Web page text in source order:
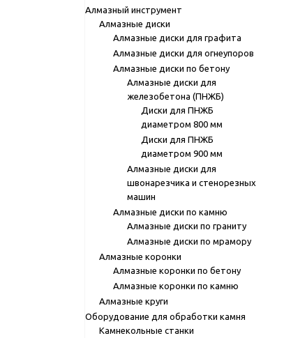
Алмазный инструмент
Алмазные диски
Алмазные диски для графита
Алмазные диски для огнеупоров
Алмазные диски по бетону
Алмазные диски для
железобетона (ПНЖБ)
Диски для ПНЖБ
диаметром 800 мм
Диски для ПНЖБ
диаметром 900 мм
Алмазные диски для
швонарезчика и стенорезных
машин
Алмазные диски по камню
Алмазные диски по граниту
Алмазные диски по мрамору
Алмазные коронки
Алмазные коронки по бетону
Алмазные коронки по камню
Алмазные круги
Оборудование для обработки камня
Камнекольные станки